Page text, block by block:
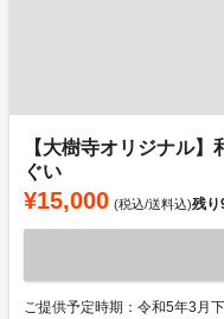
【大樹寺オリジナル
ぐい
¥15,000 (税込/送料込)残り
ご提供予定時期：令和5年3月